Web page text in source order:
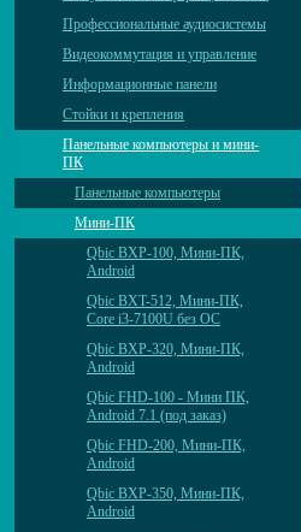
Профессиональные аудиосистемы
Видеокоммутация и управление
Информационные панели
Стойки и крепления
Панельные компьютеры и мини-
ПК
Панельные компьютеры
Мини-ПК
Qbic BXP-100, Мини-ПК,
Android
Qbic BXT-512, Мини-ПК,
Core i3-7100U без ОС
Qbic BXP-320, Мини-ПК,
Android
Qbic FHD-100 - Мини ПК,
Android 7.1 (под заказ)
Qbic FHD-200, Мини-ПК,
Android
Qbic BXP-350, Мини-ПК,
Android